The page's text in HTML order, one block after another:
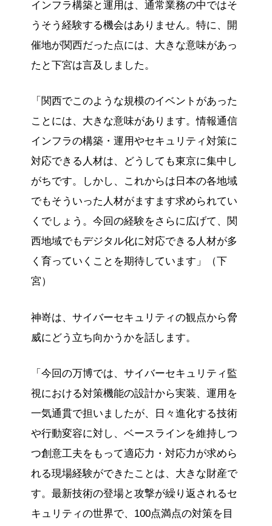
インフラ構築と運用は、通常業務の中ではそ
うそう経験する機会はありません。特に、開
催地が関西だった点には、大きな意味があっ
たと下宮は言及しました。
「関西でこのような規模のイベントがあった
ことには、大きな意味があります。情報通信
インフラの構築・運用やセキュリティ対策に
対応できる人材は、どうしても東京に集中し
がちです。しかし、これからは日本の各地域
でもそういった人材がますます求められてい
くでしょう。今回の経験をさらに広げて、関
西地域でもデジタル化に対応できる人材が多
く育っていくことを期待しています」（下
宮）
神嵜は、サイバーセキュリティの観点から脅
威にどう立ち向かうかを話します。
「今回の万博では、サイバーセキュリティ監
視における対策機能の設計から実装、運用を
一気通貫で担いましたが、日々進化する技術
や行動変容に対し、ベースラインを維持しつ
つ創意工夫をもって適応力・対応力が求めら
れる現場経験ができたことは、大きな財産で
す。最新技術の登場と攻撃が繰り返されるセ
キュリティの世界で、100点満点の対策を目